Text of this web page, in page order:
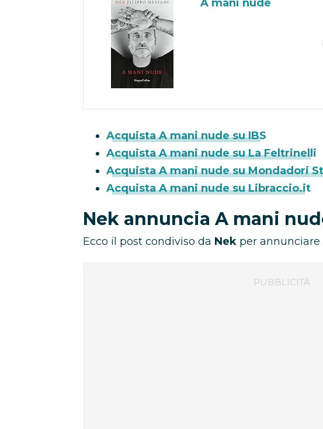
A mani nude
Acquista A mani nude su IBS
Acquista A mani nude su La Feltrinelli
Acquista A mani nude su Mondadori
Acquista A mani nude su Libraccio.it
Nek annuncia A mani
Ecco il post condiviso da Nek per annunciare